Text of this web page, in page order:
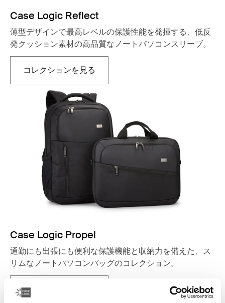
Case Logic Reflect
薄型デザインで最高レベルの保護性能を発揮する、低反
発クッション素材の高品質なノートパソコンスリーブ。
コレクションを見る新しいタブで開きます
Case Logic Propel
通勤にも出張にも便利な保護機能と収納力を備えた、ス
リムなノートパソコンバッグのコレクション。
コレクションを見る